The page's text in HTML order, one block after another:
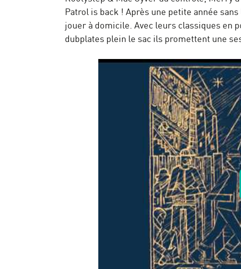
Patrol is back ! Après une petite année
jouer à domicile. Avec leurs classiques en
dubplates plein le sac ils promettent une